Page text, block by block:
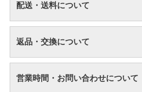
配送・送料について
返品・交換について
営業時間・お問い合わせについて